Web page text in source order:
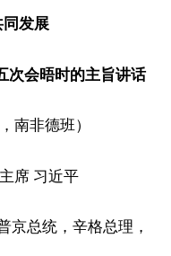
发展
会晤时的主旨讲话
南非德班）
席 习近平
京总统，辛格总理，